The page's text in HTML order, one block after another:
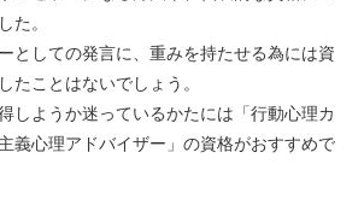
た。
としての発言に、重みを持たせる為には資
たことはないでしょう。
しようか迷っているかたには「行動心理カ
義心理アドバイザー」の資格がおすすめで